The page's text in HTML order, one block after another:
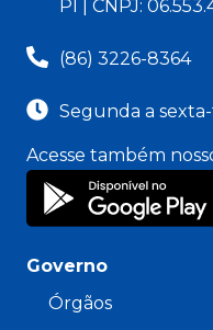
PI | CNPJ:
(86) 3226-8364
Segunda a
Acesse também
Governo
Órgãos